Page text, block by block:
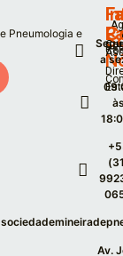
Pneumologia e
a
Av.